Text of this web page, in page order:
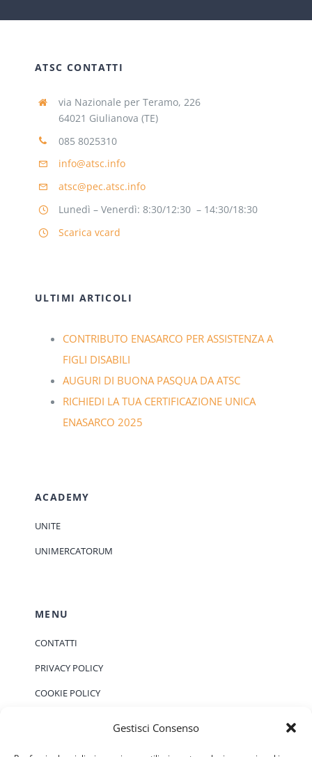
Gestisci Consenso
ATSC CONTATTI
via Nazionale per Teramo, 226
64021 Giulianova (TE)
085 8025310
info@atsc.info
atsc@pec.atsc.info
Lunedì – Venerdì: 8:30/12:30 – 14:30/18:30
Scarica vcard
ULTIMI ARTICOLI
CONTRIBUTO ENASARCO PER ASSISTENZA A
FIGLI DISABILI
AUGURI DI BUONA PASQUA DA ATSC
RICHIEDI LA TUA CERTIFICAZIONE UNICA
ENASARCO 2025
ACADEMY
UNITE
UNIMERCATORUM
MENU
CONTATTI
PRIVACY POLICY
COOKIE POLICY